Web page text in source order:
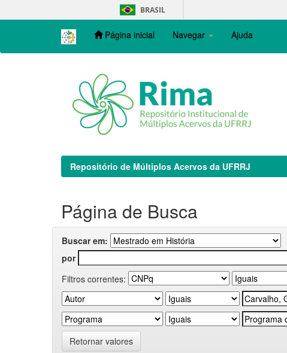
navigation
BRASIL
Página inicial Navegar Ajuda
Repositório de Múltiplos Acervos da UFRRJ
Página de Busca
Buscar em:
por
Filtros correntes:
Retornar valores